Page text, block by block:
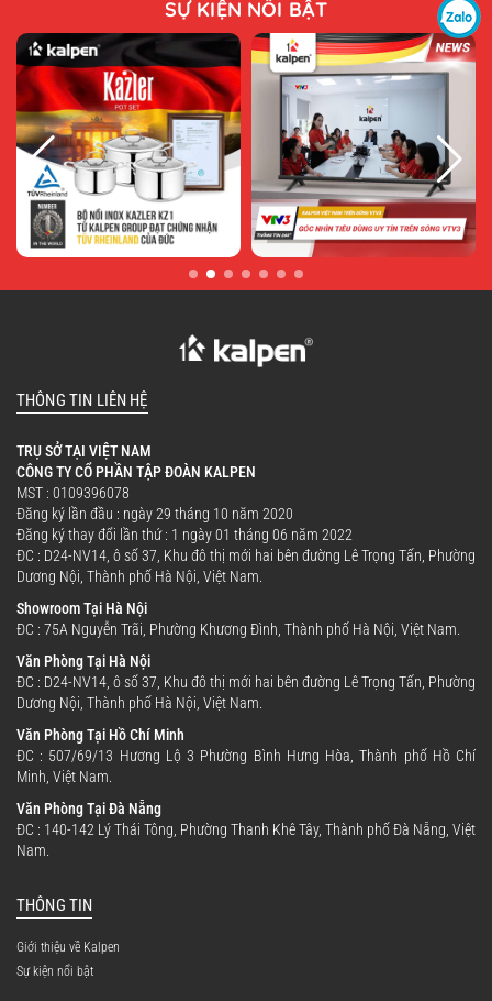
Gia nhiệt Inox 304 liền khối – Bền bỉ và
an toàn:
Phần mâm gia nhiệt được chế tạo từ Inox 304
liền khối cao cấp, không gỉ sét, không gây độc
hại, giúp truyền nhiệt ổn định và nâng cao độ
bền trong quá trình sử dụng lâu dài.
Thiết kế đế xoay 360 độ – Tiện lợi khi
sử dụng:
Đế ấm được thiết kế xoay 360 độ linh hoạt,
cho phép đặt và nhấc ấm dễ dàng từ mọi
tay phải.
SỰ KIỆN NỔI BẬT
THÔNG TIN LIÊN HỆ
TRỤ SỞ TẠI VIỆT NAM
CÔNG TY CỔ PHẦN TẬP ĐOÀN KALPEN
MST : 0109396078
Đăng ký lần đầu : ngày 29 tháng 10 năm 2020
Đăng ký thay đổi lần thứ : 1 ngày 01 tháng 06 năm 2022
ĐC : D24-NV14, ô số 37, Khu đô thị mới hai bên đường Lê Trọng Tấn, Phường
Dương Nội, Thành phố Hà Nội, Việt Nam.
Showroom Tại Hà Nội
ĐC : 75A Nguyễn Trãi, Phường Khương Đình, Thành phố Hà Nội, Việt Nam.
Văn Phòng Tại Hà Nội
ĐC : D24-NV14, ô số 37, Khu đô thị mới hai bên đường Lê Trọng Tấn, Phường
Dương Nội, Thành phố Hà Nội, Việt Nam.
Văn Phòng Tại Hồ Chí Minh
ĐC : 507/69/13 Hương Lộ 3 Phường Bình Hưng Hòa, Thành phố Hồ Chí
Minh, Việt Nam.
Văn Phòng Tại Đà Nẵng
ĐC : 140-142 Lý Thái Tông, Phường Thanh Khê Tây, Thành phố Đà Nẵng, Việt
Nam.
THÔNG TIN
Giới thiệu về Kalpen
Sự kiện nổi bật